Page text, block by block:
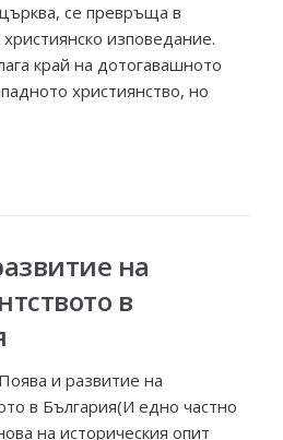
се превръща в
изповедание.
край на дотогавашното
християнство, но
на
в
и развитие на
в България(И едно частно
на историческия опит